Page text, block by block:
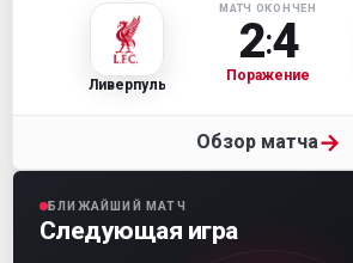
Ливерпуль
МАТЧ ОКОНЧЕН
2:4
Поражение
Обзор матча→
БЛИЖАЙШИЙ МАТЧ
Следующая игра